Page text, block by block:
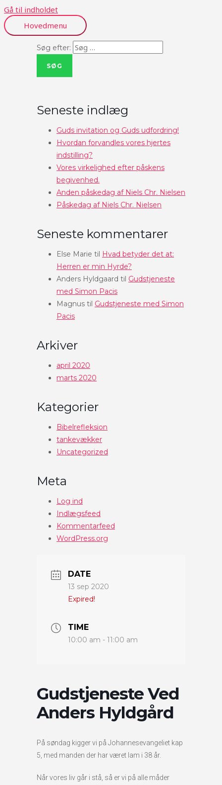
Gå til indholdet
Hovedmenu
Søg efter:
Seneste indlæg
Guds invitation og Guds udfordring!
Hvordan forvandles vores hjertes
indstilling?
Vores virkelighed efter påskens
begivenhed.
Anden påskedag af Niels Chr. Nielsen
Påskedag af Niels Chr. Nielsen
Seneste kommentarer
Else Marie til Hvad betyder det at:
Herren er min Hyrde?
Anders Hyldgaard til Gudstjeneste
med Simon Pacis
Magnus til Gudstjeneste med Simon
Pacis
Arkiver
april 2020
marts 2020
Kategorier
Bibelrefleksion
tankevækker
Uncategorized
Meta
Log ind
Indlægsfeed
Kommentarfeed
WordPress.org
DATE
13 sep 2020
Expired!
TIME
10:00 am - 11:00 am
Gudstjeneste Ved
Anders Hyldgård
På søndag kigger vi på Johannesevangeliet kap
5, med manden der har været lam i 38 år.
Når vores liv går i stå, så er vi på alle måder